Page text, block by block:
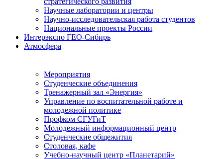
Научные лаборатории и центры
Научно-исследовательская работа студентов
Национальные проекты России
Интерэкспо ГЕО-Сибирь
Атмосфера
Мероприятия
Студенческие объединения
Тренажерный зал «Энергия»
Управление по воспитательной работе и
молодежной политике
Профком СГУГиТ
Молодежный информационный центр
Студенческие общежития
Столовая, кафе
Учебно-научный центр «Планетарий»